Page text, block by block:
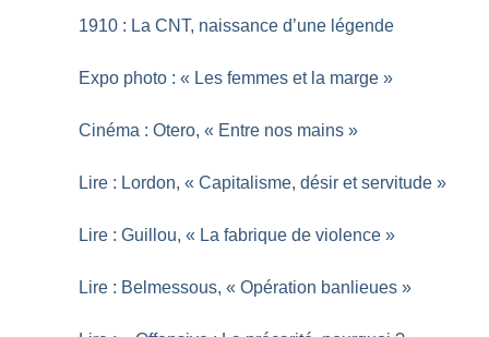
1910 : La CNT, naissance d’une légende
Expo photo : « Les femmes et la marge »
Cinéma : Otero, « Entre nos mains »
Lire : Lordon, « Capitalisme, désir et servitude »
Lire : Guillou, « La fabrique de violence »
Lire : Belmessous, « Opération banlieues »